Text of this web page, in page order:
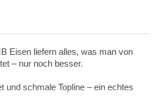
Eisen liefern alles, was man von
– nur noch besser.
und schmale Topline – ein echtes